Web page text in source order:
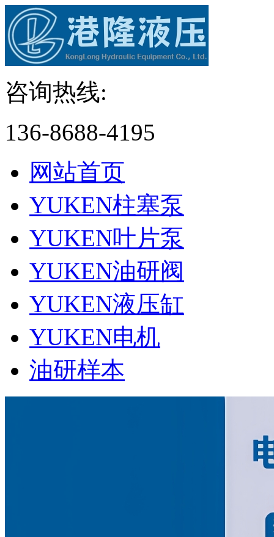
咨询热线:
136-8688-4195
网站首页
YUKEN柱塞泵
YUKEN叶片泵
YUKEN油研阀
YUKEN液压缸
YUKEN电机
油研样本